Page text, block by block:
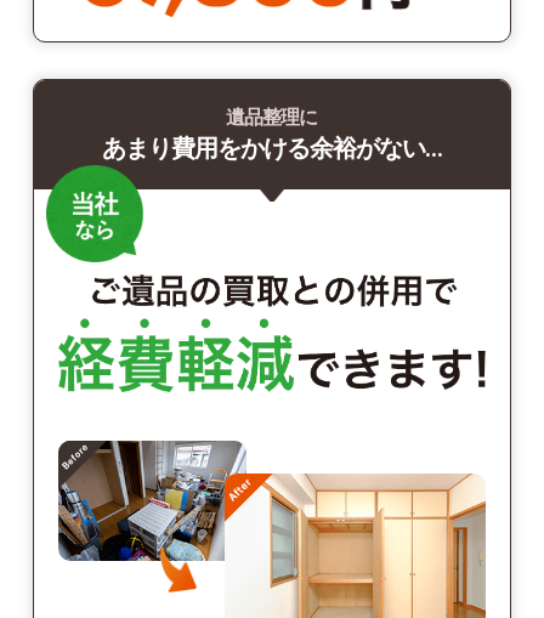
遺品整理に
あまり費用をかける余裕がない…